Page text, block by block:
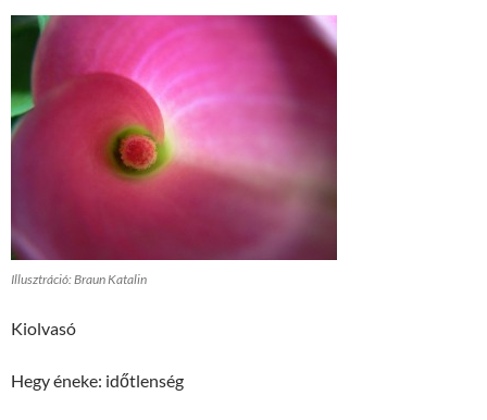
Illusztráció: Braun Katalin
Kiolvasó
Hegy éneke: időtlenség